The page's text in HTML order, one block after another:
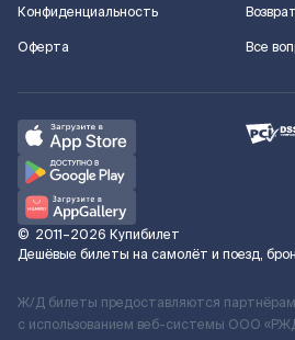
Конфиденциальность
Оферта
Все
© 2011–2026 Купибилет
Дешёвые билеты на самолёт и поезд,
Ж/Д билеты предоставляются
с использованием веб-системы ООО